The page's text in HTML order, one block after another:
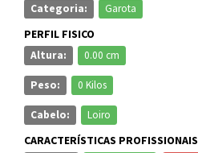
Categoria: Garota
PERFIL FISICO
Altura: 0.00 cm
Peso: 0 Kilos
Cabelo: Loiro
CARACTERÍSTICAS PROFISSIONAIS